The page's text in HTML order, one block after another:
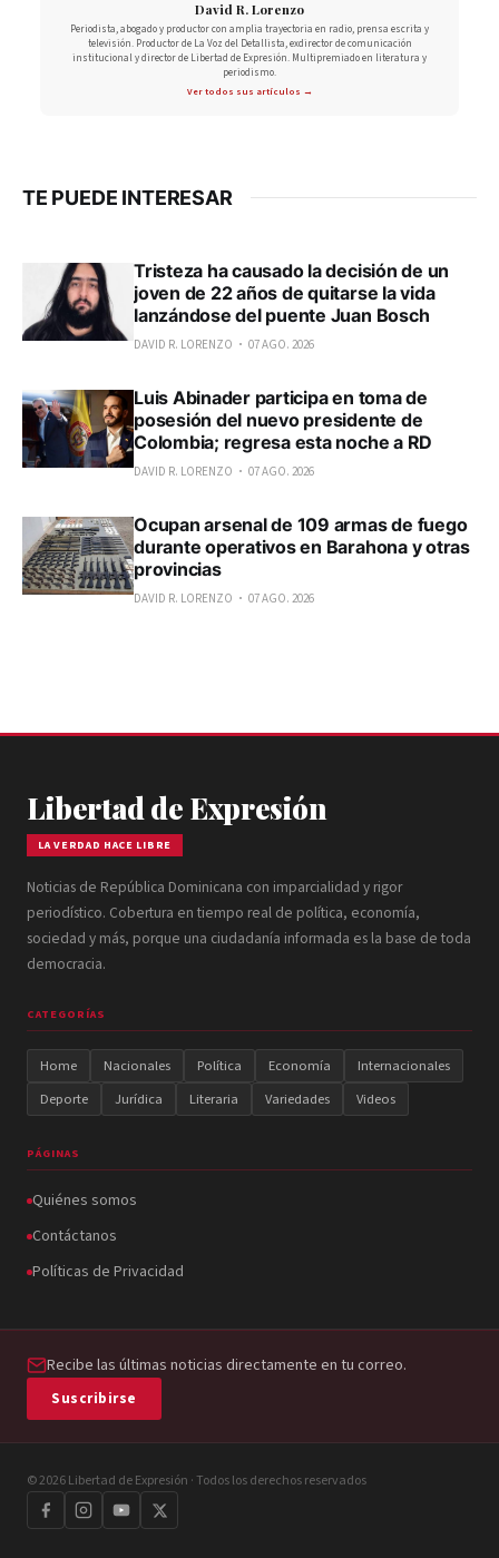
David R. Lorenzo
Periodista, abogado y productor con amplia trayectoria en radio, prensa escrita y
televisión. Productor de La Voz del Detallista, exdirector de comunicación
institucional y director de Libertad de Expresión. Multipremiado en literatura y
periodismo.
Ver todos sus artículos →
TE PUEDE INTERESAR
Tristeza ha causado la decisión de un
joven de 22 años de quitarse la vida
lanzándose del puente Juan Bosch
DAVID R. LORENZO 07 AGO. 2026
Luis Abinader participa en toma de
posesión del nuevo presidente de
Colombia; regresa esta noche a RD
DAVID R. LORENZO 07 AGO. 2026
Ocupan arsenal de 109 armas de fuego
durante operativos en Barahona y otras
provincias
DAVID R. LORENZO 07 AGO. 2026
Libertad de Expresión
LA VERDAD HACE LIBRE
Noticias de República Dominicana con imparcialidad y rigor
periodístico. Cobertura en tiempo real de política, economía,
sociedad y más, porque una ciudadanía informada es la base de toda
democracia.
CATEGORÍAS
Home Nacionales Política Economía
Internacionales
Deporte
Jurídica Literaria Variedades Videos
PÁGINAS
Quiénes somos
Contáctanos
Políticas de Privacidad
Recibe las últimas noticias directamente en tu correo.
Suscribirse
© 2026 Libertad de Expresión · Todos los derechos reservados